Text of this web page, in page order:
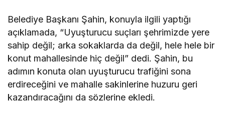
Belediye Başkanı Şahin, konuyla ilgili yaptığı
açıklamada, “Uyuşturucu suçları şehrimizde yere
sahip değil; arka sokaklarda da değil, hele hele bir
konut mahallesinde hiç değil” dedi. Şahin, bu
adımın konuta olan uyuşturucu trafiğini sona
erdireceğini ve mahalle sakinlerine huzuru geri
kazandıracağını da sözlerine ekledi.